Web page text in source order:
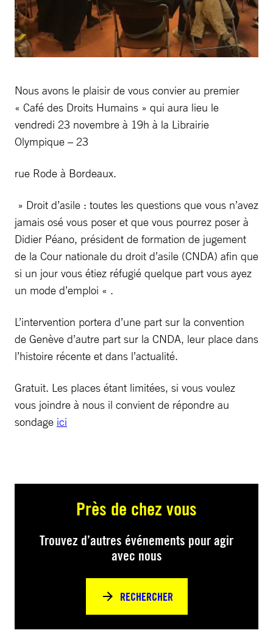
Nous avons le plaisir de vous convier au premier
« Café des Droits Humains » qui aura lieu le
vendredi 23 novembre à 19h à la Librairie
Olympique – 23
rue Rode à Bordeaux.
» Droit d’asile : toutes les questions que vous n’avez
jamais osé vous poser et que vous pourrez poser à
Didier Péano, président de formation de jugement
de la Cour nationale du droit d’asile (CNDA) afin que
si un jour vous étiez réfugié quelque part vous ayez
un mode d’emploi « .
L’intervention portera d’une part sur la convention
de Genève d’autre part sur la CNDA, leur place dans
l’histoire récente et dans l’actualité.
Gratuit. Les places étant limitées, si vous voulez
vous joindre à nous il convient de répondre au
sondage ici
Près de chez vous
Trouvez d’autres événements pour agir
avec nous
RECHERCHER